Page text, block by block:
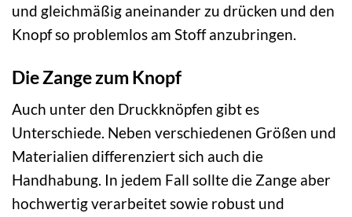
und gleichmäßig aneinander zu drücken und den
Knopf so problemlos am Stoff anzubringen.
Die Zange zum Knopf
Auch unter den Druckknöpfen gibt es
Unterschiede. Neben verschiedenen Größen und
Materialien differenziert sich auch die
Handhabung. In jedem Fall sollte die Zange aber
hochwertig verarbeitet sowie robust und